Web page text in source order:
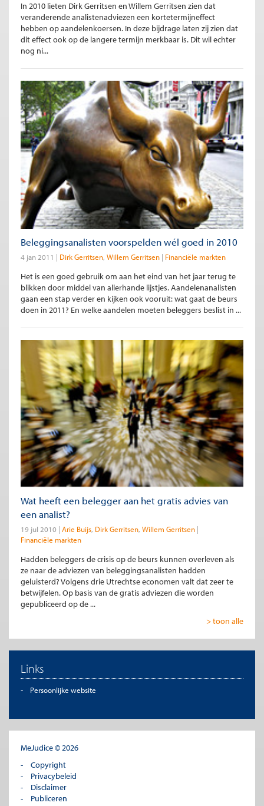
In 2010 lieten Dirk Gerritsen en Willem Gerritsen zien dat
veranderende analistenadviezen een kortetermijneffect
hebben op aandelenkoersen. In deze bijdrage laten zij zien dat
dit effect ook op de langere termijn merkbaar is. Dit wil echter
nog ni...
Beleggingsanalisten voorspelden wél goed in 2010
4 jan 2011 Dirk Gerritsen Willem Gerritsen Financiële markten
Het is een goed gebruik om aan het eind van het jaar terug te
blikken door middel van allerhande lijstjes. Aandelenanalisten
gaan een stap verder en kijken ook vooruit: wat gaat de beurs
doen in 2011? En welke aandelen moeten beleggers beslist in ...
Wat heeft een belegger aan het gratis advies van
een analist?
19 jul 2010 Arie Buijs Dirk Gerritsen Willem Gerritsen
Financiële markten
Hadden beleggers de crisis op de beurs kunnen overleven als
ze naar de adviezen van beleggingsanalisten hadden
geluisterd? Volgens drie Utrechtse economen valt dat zeer te
betwijfelen. Op basis van de gratis adviezen die worden
gepubliceerd op de ...
> toon alle
Links
Persoonlijke website
MeJudice © 2026
Copyright
Privacybeleid
Disclaimer
Publiceren